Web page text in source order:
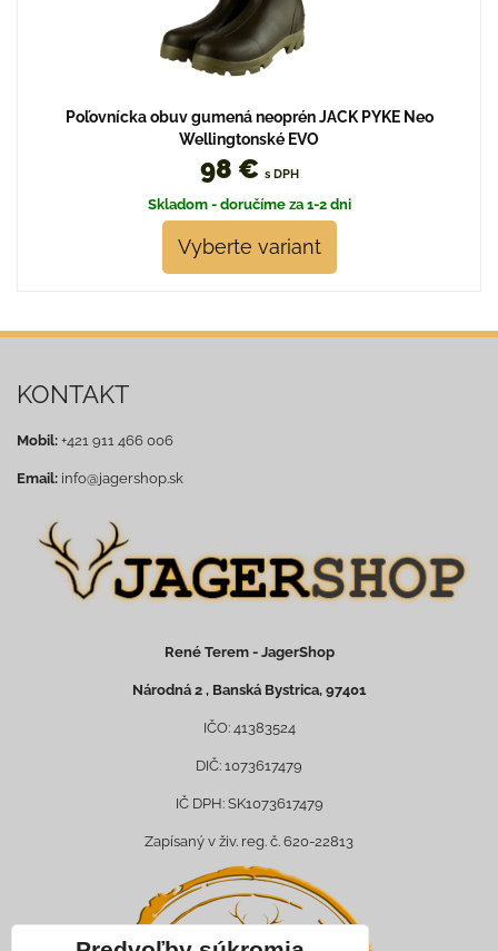
Poľovnícka obuv gumená neoprén JACK PYKE Neo
Wellingtonské EVO
98 € s DPH
Skladom - doručíme za 1-2 dni
Vyberte variant
KONTAKT
Mobil: +421 911 466 006
Email: info@jagershop.sk
René Terem - JagerShop
Národná 2 , Banská Bystrica, 97401
IČO: 41383524
DIČ: 1073617479
IČ DPH: SK1073617479
Zapísaný v živ. reg. č. 620-22813